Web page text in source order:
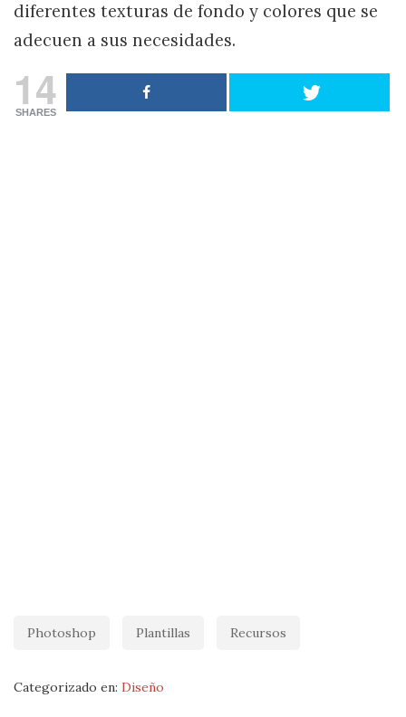
diferentes texturas de fondo y colores que se
adecuen a sus necesidades.
14
SHARES
Photoshop Plantillas Recursos
Categorizado en: Diseño